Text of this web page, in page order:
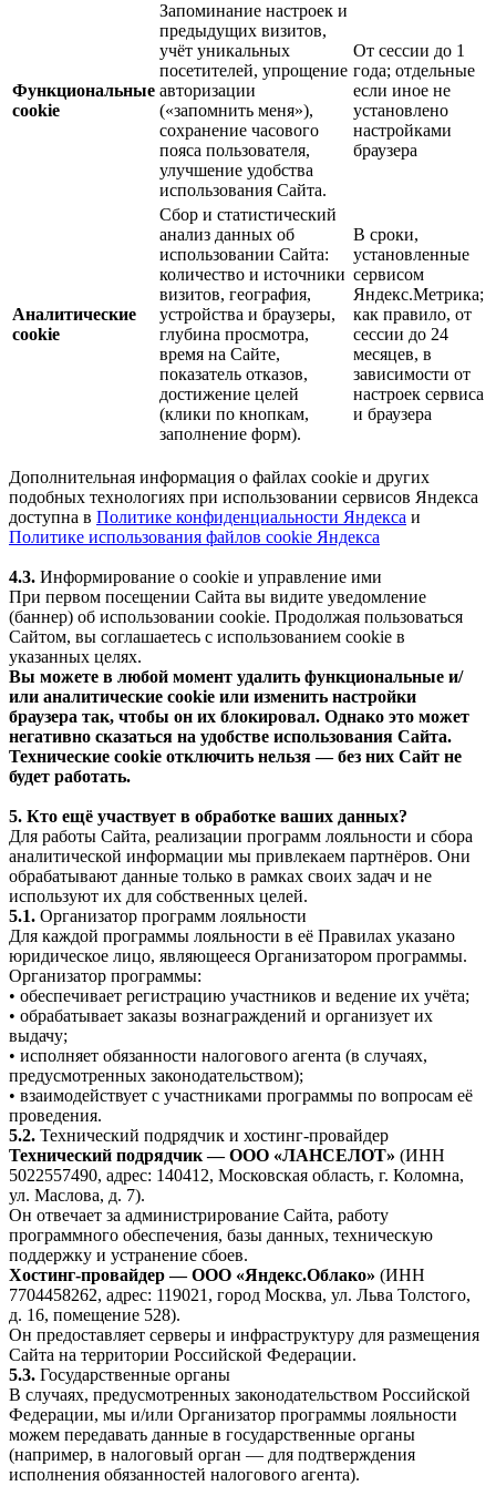
Функциональные
cookie
Запоминание настроек и
предыдущих визитов,
учёт уникальных
посетителей, упрощение
авторизации
(«запомнить меня»),
сохранение часового
пояса пользователя,
улучшение удобства
использования Сайта.
От сессии до 1
года; отдельные
если иное не
установлено
настройками
браузера
Аналитические
cookie
Сбор и статистический
анализ данных об
использовании Сайта:
количество и источники
визитов, география,
устройства и браузеры,
глубина просмотра,
время на Сайте,
показатель отказов,
достижение целей
(клики по кнопкам,
заполнение форм).
В сроки,
установленные
сервисом
Яндекс.Метрика;
как правило, от
сессии до 24
месяцев, в
зависимости от
настроек сервиса
и браузера
Дополнительная информация о файлах cookie и других
подобных технологиях при использовании сервисов Яндекса
доступна в Политике конфиденциальности Яндекса и
Политике использования файлов cookie Яндекса
4.3. Информирование о cookie и управление ими
При первом посещении Сайта вы видите уведомление
(баннер) об использовании cookie. Продолжая пользоваться
Сайтом, вы соглашаетесь с использованием cookie в
указанных целях.
Вы можете в любой момент удалить функциональные и/
или аналитические cookie или изменить настройки
браузера так, чтобы он их блокировал. Однако это может
негативно сказаться на удобстве использования Сайта.
Технические cookie отключить нельзя — без них Сайт не
будет работать.
5. Кто ещё участвует в обработке ваших данных?
Для работы Сайта, реализации программ лояльности и сбора
аналитической информации мы привлекаем партнёров. Они
обрабатывают данные только в рамках своих задач и не
используют их для собственных целей.
5.1. Организатор программ лояльности
Для каждой программы лояльности в её Правилах указано
юридическое лицо, являющееся Организатором программы.
Организатор программы:
• обеспечивает регистрацию участников и ведение их учёта;
• обрабатывает заказы вознаграждений и организует их
выдачу;
• исполняет обязанности налогового агента (в случаях,
предусмотренных законодательством);
• взаимодействует с участниками программы по вопросам её
проведения.
5.2. Технический подрядчик и хостинг-провайдер
Технический подрядчик — ООО «ЛАНСЕЛОТ» (ИНН
5022557490, адрес: 140412, Московская область, г. Коломна,
ул. Маслова, д. 7).
Он отвечает за администрирование Сайта, работу
программного обеспечения, базы данных, техническую
поддержку и устранение сбоев.
Хостинг-провайдер — ООО «Яндекс.Облако» (ИНН
7704458262, адрес: 119021, город Москва, ул. Льва Толстого,
д. 16, помещение 528).
Он предоставляет серверы и инфраструктуру для размещения
Сайта на территории Российской Федерации.
5.3. Государственные органы
В случаях, предусмотренных законодательством Российской
Федерации, мы и/или Организатор программы лояльности
можем передавать данные в государственные органы
(например, в налоговый орган — для подтверждения
исполнения обязанностей налогового агента).